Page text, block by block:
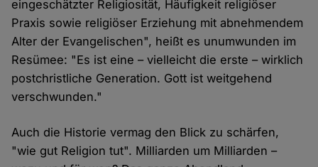
eingeschätzter Religiosität, Häufigkeit religiöser
Praxis sowie religiöser Erziehung mit abnehmendem
Alter der Evangelischen", heißt es unumwunden im
Resümee: "Es ist eine – vielleicht die erste – wirklich
postchristliche Generation. Gott ist weitgehend
verschwunden."
Auch die Historie vermag den Blick zu schärfen,
"wie gut Religion tut". Milliarden um Milliarden –